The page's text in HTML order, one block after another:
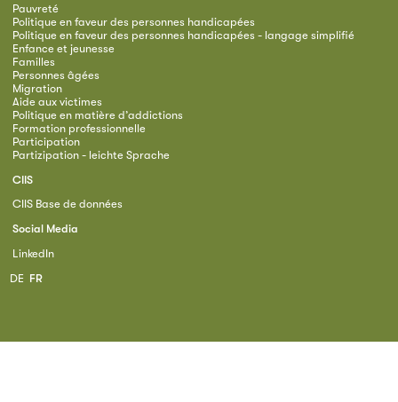
Pauvreté
Politique en faveur des personnes handicapées
Politique en faveur des personnes handicapées - langage simplifié
Enfance et jeunesse
Familles
Personnes âgées
Migration
Aide aux victimes
Politique en matière d’addictions
Formation professionnelle
Participation
Partizipation - leichte Sprache
CIIS
CIIS Base de données
Social Media
LinkedIn
DE FR